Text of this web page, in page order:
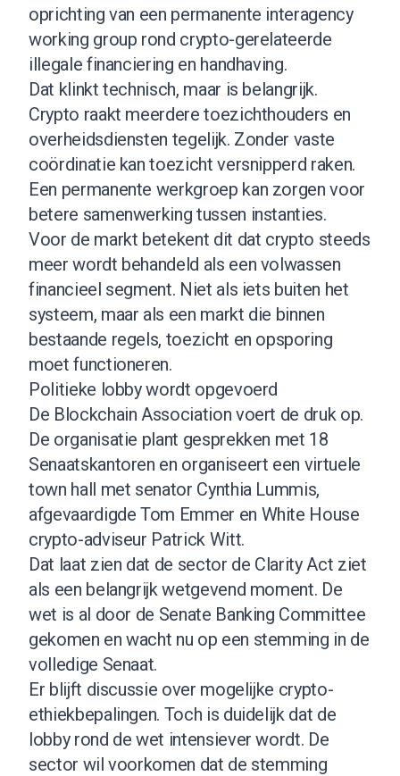
oprichting van een permanente interagency
working group rond crypto-gerelateerde
illegale financiering en handhaving.
Dat klinkt technisch, maar is belangrijk.
Crypto raakt meerdere toezichthouders en
overheidsdiensten tegelijk. Zonder vaste
coördinatie kan toezicht versnipperd raken.
Een permanente werkgroep kan zorgen voor
betere samenwerking tussen instanties.
Voor de markt betekent dit dat crypto steeds
meer wordt behandeld als een volwassen
financieel segment. Niet als iets buiten het
systeem, maar als een markt die binnen
bestaande regels, toezicht en opsporing
moet functioneren.
Politieke lobby wordt opgevoerd
De Blockchain Association voert de druk op.
De organisatie plant gesprekken met 18
Senaatskantoren en organiseert een virtuele
town hall met senator Cynthia Lummis,
afgevaardigde Tom Emmer en White House
crypto-adviseur Patrick Witt.
Dat laat zien dat de sector de Clarity Act ziet
als een belangrijk wetgevend moment. De
wet is al door de Senate Banking Committee
gekomen en wacht nu op een stemming in de
volledige Senaat.
Er blijft discussie over mogelijke crypto-
ethiekbepalingen. Toch is duidelijk dat de
lobby rond de wet intensiever wordt. De
sector wil voorkomen dat de stemming